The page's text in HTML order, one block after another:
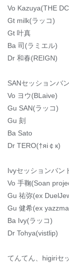
Vo Kazuya(THE
Gt milk(ラッコ)
Gt 叶真
Ba 司(ラミエル)
Dr 和春(REIGN)
SANセッションバ
Vo ヨウ(BLaive)
Gu SAN(ラッコ)
Gu 刻
Ba Sato
Dr TERO(†яi￠к)
Ivyセッションバン
Vo 手鞠(Soan
Gu 祐弥(ex
Gu 健希(ex
Ba Ivy(ラッコ)
Dr Tohya(vistlip)
てんてん、higiriセ